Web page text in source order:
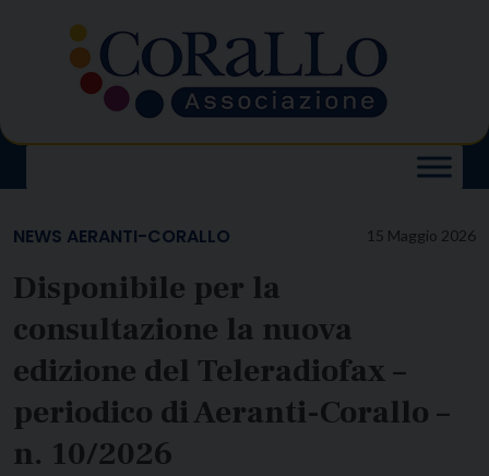
content
15 Maggio 2026
NEWS AERANTI-CORALLO
Disponibile per la
consultazione la nuova
edizione del Teleradiofax –
periodico di Aeranti-Corallo –
n. 10/2026